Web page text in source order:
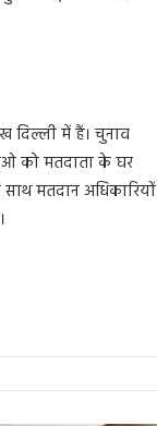
दिल्ली में हैं। चुनाव
को मतदाता के घर
मतदान अधिकारियों